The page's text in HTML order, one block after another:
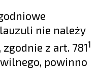
nie należy
z art. 7811
powinno